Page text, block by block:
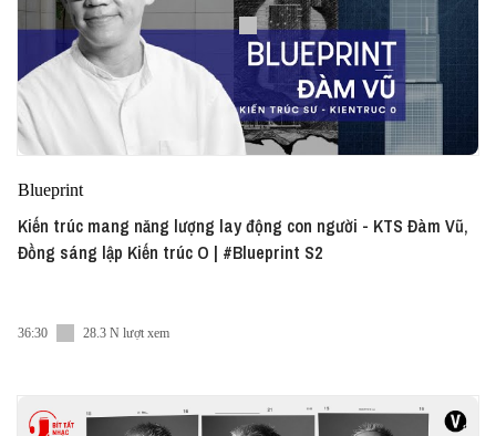
Blueprint
Kiến trúc mang năng lượng lay động con người - KTS Đàm Vũ,
Đồng sáng lập Kiến trúc O | #Blueprint S2
36:30 28.3 N lượt xem